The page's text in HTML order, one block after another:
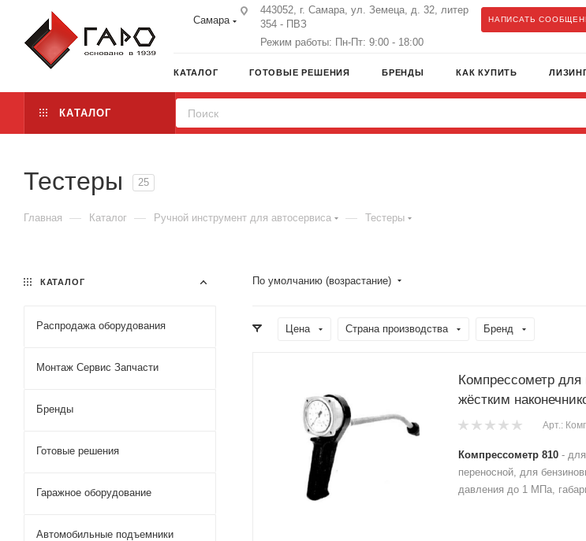
Самара
443052, г. Самара, ул. Земеца, д. 32, литер
354 - ПВЗ
Режим работы: Пн-Пт: 9:00 - 18:00
НАПИСАТЬ
КАТАЛОГ ГОТОВЫЕ РЕШЕНИЯ БРЕНДЫ КАК КУПИТЬ
КАТАЛОГ
Тестеры 25
Главная — Каталог — Ручной инструмент для автосервиса — Тестеры
По умолчанию (возрастание)
Цена Страна производства Бренд
Компрессометр для
жёстким
Арт.:
Компрессометр 810 -
переносной, для
давления до 1 МПа,
КАТАЛОГ
Распродажа оборудования
Монтаж Сервис Запчасти
Бренды
Готовые решения
Гаражное оборудование
Автомобильные подъемники